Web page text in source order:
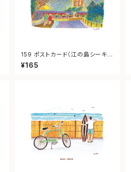
159 ポストカード（江の島シーキャ
ンドル）
¥165